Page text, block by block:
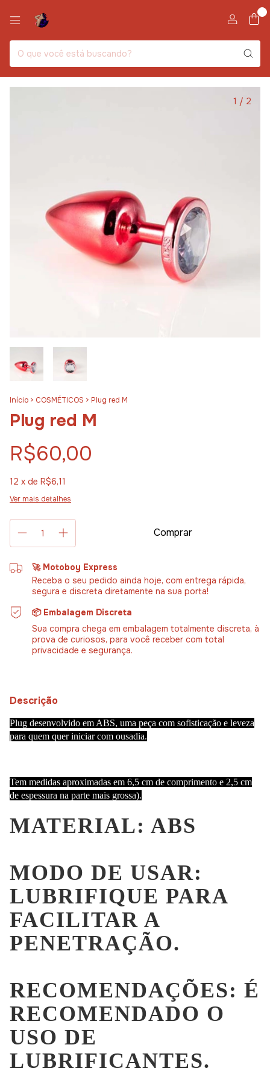
1 / 2
Início > COSMÉTICOS > Plug red M
Plug red M
R$60,00
12 x de R$6,11
Ver mais detalhes
🚀 Motoboy Express
Receba o seu pedido ainda hoje, com entrega rápida,
segura e discreta diretamente na sua porta!
📦 Embalagem Discreta
Sua compra chega em embalagem totalmente discreta, à
prova de curiosos, para você receber com total
privacidade e segurança.
Descrição
Plug desenvolvido em ABS, uma peça com sofisticação e leveza
para quem quer iniciar com ousadia.
Tem medidas aproximadas em 6,5 cm de comprimento e 2,5 cm
de espessura na parte mais grossa).
MATERIAL: ABS
MODO DE USAR:
LUBRIFIQUE PARA
FACILITAR A
PENETRAÇÃO.
RECOMENDAÇÕES: É
RECOMENDADO O
USO DE
LUBRIFICANTES.